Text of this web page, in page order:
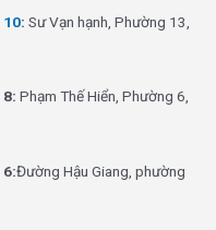
10: Sư Vạn hạnh, Phường 13,
8: Phạm Thế Hiển, Phường 6,
6:Đường Hậu Giang, phường